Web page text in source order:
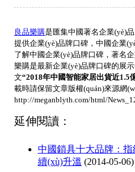
良品樂購是匯集中國著名企業(yè)
提供企業(yè)品牌口碑，中國企業
了解中國企業(yè)品牌口碑，著名
樂購是最新企業(yè)品牌口碑的展
文“2018年中國智能家居出貨近1.5億
載時請保留文章版權(quán)來源網
http://meganblyth.com/html/
延伸閱讀：
中國鎖具十大品牌：
續(xù)升溫 (2014-05-06)